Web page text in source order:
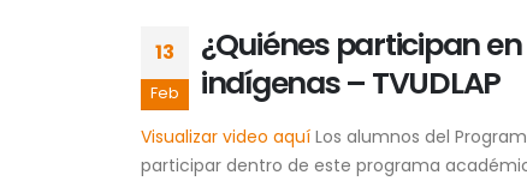
13
Feb
¿Quiénes participan
indígenas – TVUDLAP
Visualizar video aquí Los alumnos del
participar dentro de este programa